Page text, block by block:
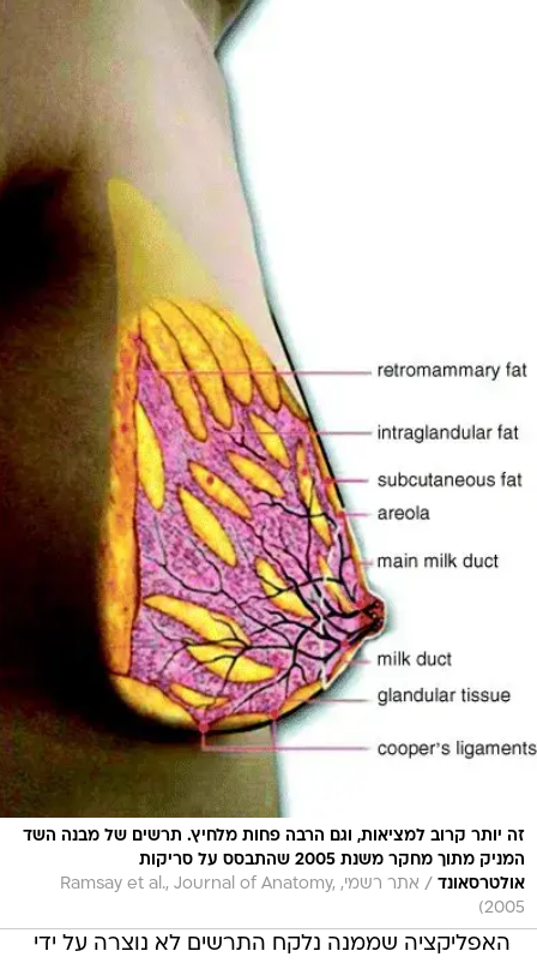
זה יותר קרוב למציאות, וגם הרבה פחות מלחיץ. תרשים של מבנה השד
המניק מתוך מחקר משנת 2005 שהתבסס על סריקות
אולטרסאונד /
אתר רשמי, Ramsay et al., Journal of Anatomy,
2005)
האפליקציה שממנה נלקח התרשים לא נוצרה על ידי